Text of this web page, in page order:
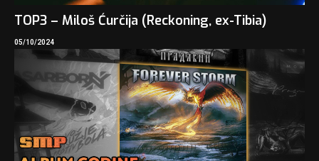
TOP3 – Miloš Ćurčija (Reckoning, ex-Tibia)
05/10/2024